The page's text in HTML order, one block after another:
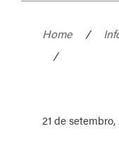
Home /
/
21 de setembro,